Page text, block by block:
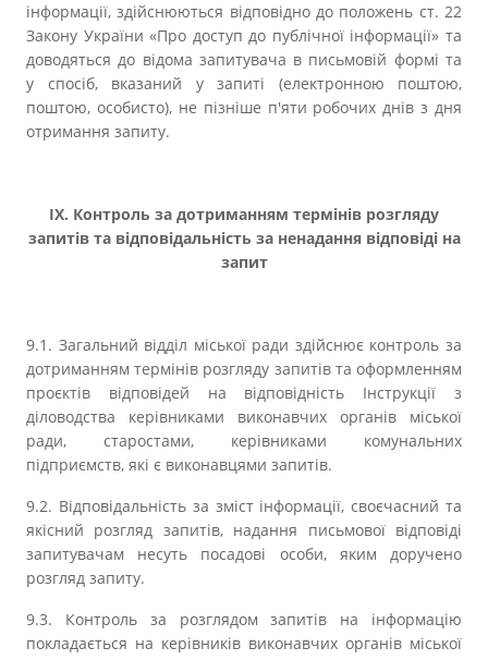
інформації, здійснюються відповідно до положень ст. 22
Закону України «Про доступ до публічної інформації» та
доводяться до відома запитувача в письмовій формі та
у спосіб, вказаний у запиті (електронною поштою,
поштою, особисто), не пізніше п'яти робочих днів з дня
отримання запиту.
ІХ. Контроль за дотриманням термінів розгляду
запитів та відповідальність за ненадання відповіді на
запит
9.1. Загальний відділ міської ради здійснює контроль за
дотриманням термінів розгляду запитів та оформленням
проєктів відповідей на відповідність Інструкції з
діловодства керівниками виконавчих органів міської
ради, старостами, керівниками комунальних
підприємств, які є виконавцями запитів.
9.2. Відповідальність за зміст інформації, своєчасний та
якісний розгляд запитів, надання письмової відповіді
запитувачам несуть посадові особи, яким доручено
розгляд запиту.
9.3. Контроль за розглядом запитів на інформацію
покладається на керівників виконавчих органів міської